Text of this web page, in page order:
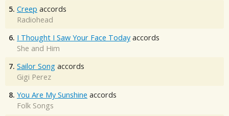
5. Creep accords
Radiohead
6. I Thought I Saw Your Face Today accords
She and Him
7. Sailor Song accords
Gigi Perez
8. You Are My Sunshine accords
Folk Songs